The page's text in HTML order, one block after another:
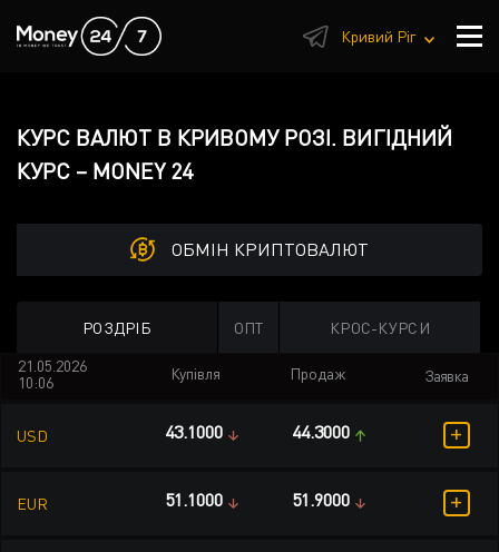
Кривий Ріг
КУРС ВАЛЮТ В КРИВОМУ РОЗІ. ВИГІДНИЙ
КУРС – MONEY 24
РОЗДРІБ ОПТ КРОС-КУРСИ
ОБМІН КРИПТОВАЛЮТ
21.05.2026
10:06
Купівля Продаж Заявка
USD 43.1000 44.3000 +
EUR 51.1000 51.9000 +